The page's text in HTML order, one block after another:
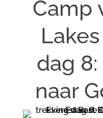
Camp
dag
naar